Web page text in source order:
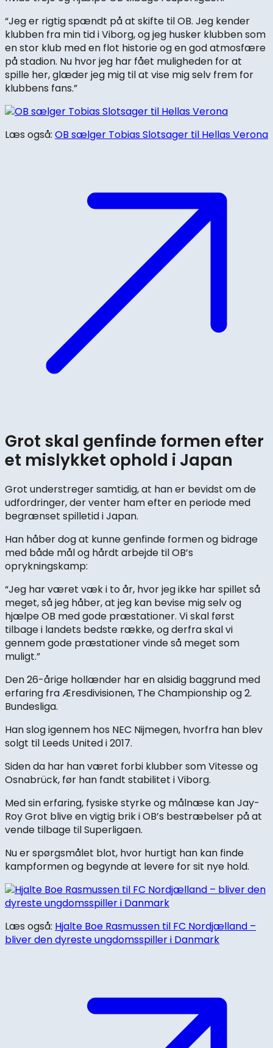
“Jeg er rigtig spændt på at skifte til OB. Jeg kender
klubben fra min tid i Viborg, og jeg husker klubben som
en stor klub med en flot historie og en god atmosfære
på stadion. Nu hvor jeg har fået muligheden for at
spille her, glæder jeg mig til at vise mig selv frem for
klubbens fans.”
Læs også: OB sælger Tobias Slotsager til Hellas Verona
Grot skal genfinde formen efter
et mislykket ophold i Japan
Grot understreger samtidig, at han er bevidst om de
udfordringer, der venter ham efter en periode med
begrænset spilletid i Japan.
Han håber dog at kunne genfinde formen og bidrage
med både mål og hårdt arbejde til OB’s
oprykningskamp:
“Jeg har været væk i to år, hvor jeg ikke har spillet så
meget, så jeg håber, at jeg kan bevise mig selv og
hjælpe OB med gode præstationer. Vi skal først
tilbage i landets bedste række, og derfra skal vi
gennem gode præstationer vinde så meget som
muligt.”
Den 26-årige hollænder har en alsidig baggrund med
erfaring fra Æresdivisionen, The Championship og 2.
Bundesliga.
Han slog igennem hos NEC Nijmegen, hvorfra han blev
solgt til Leeds United i 2017.
Siden da har han været forbi klubber som Vitesse og
Osnabrück, før han fandt stabilitet i Viborg.
Med sin erfaring, fysiske styrke og målnæse kan Jay-
Roy Grot blive en vigtig brik i OB’s bestræbelser på at
vende tilbage til Superligaen.
Nu er spørgsmålet blot, hvor hurtigt han kan finde
kampformen og begynde at levere for sit nye hold.
Læs også: Hjalte Boe Rasmussen til FC Nordjælland –
bliver den dyreste ungdomsspiller i Danmark